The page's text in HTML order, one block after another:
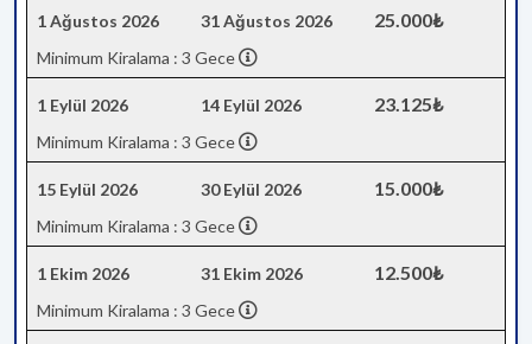
1 Ağustos 2026 31 Ağustos 2026 25.000₺
Minimum Kiralama : 3 Gece
1 Eylül 2026 14 Eylül 2026 23.125₺
Minimum Kiralama : 3 Gece
15 Eylül 2026 30 Eylül 2026 15.000₺
Minimum Kiralama : 3 Gece
1 Ekim 2026 31 Ekim 2026 12.500₺
Minimum Kiralama : 3 Gece